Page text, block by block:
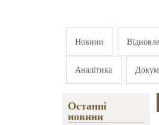
Новини
Аналітика
Останні
новини